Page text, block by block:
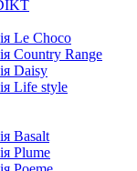
Le Choco
Country Range
Daisy
Life style
Basalt
Plume